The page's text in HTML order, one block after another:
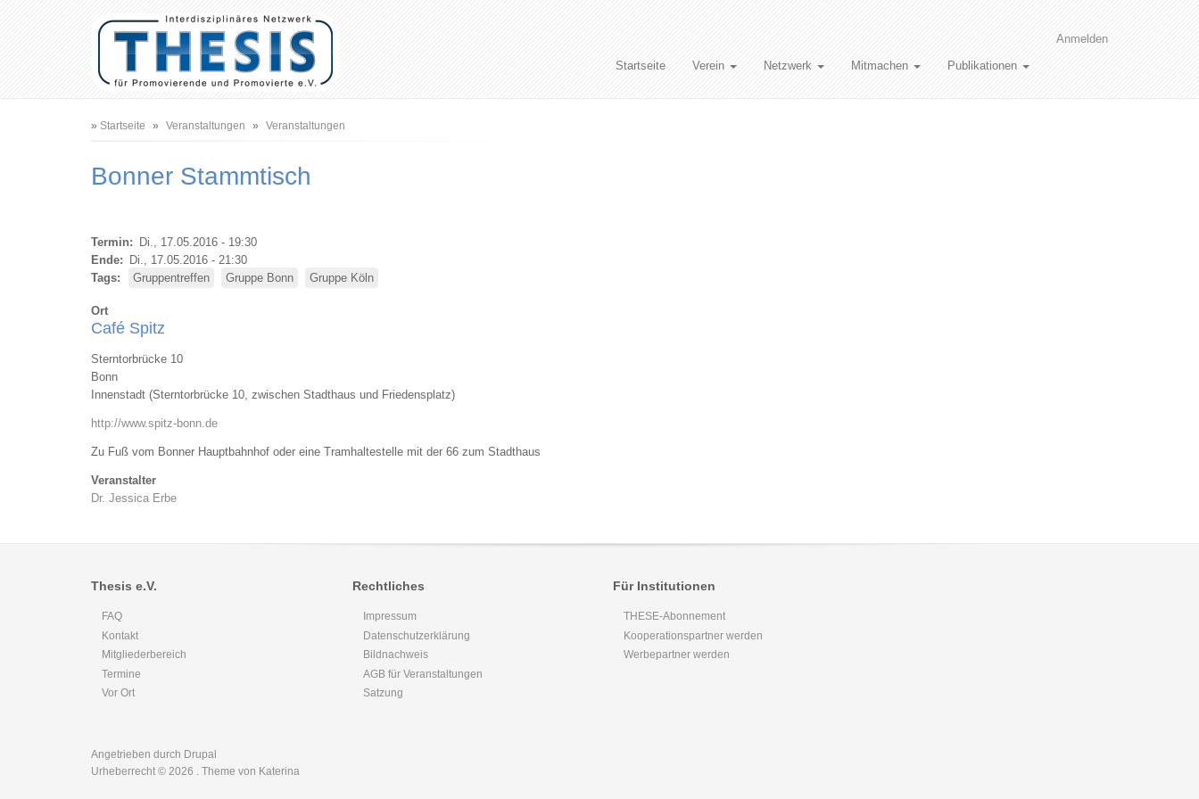
Benutzermenü
Anmelden
Hauptnavigation
Startseite Verein Netzwerk Mitmachen Publikationen
Pfadnavigation
Startseite Veranstaltungen Veranstaltungen
Bonner Stammtisch
Termin
Di., 17.05.2016 - 19:30
Ende
Di., 17.05.2016 - 21:30
Tags
Gruppentreffen Gruppe Bonn Gruppe Köln
Ort
Café Spitz
Sterntorbrücke 10
Bonn
Innenstadt (Sterntorbrücke 10, zwischen Stadthaus und Friedensplatz)
http://www.spitz-bonn.de
Zu Fuß vom Bonner Hauptbahnhof oder eine Tramhaltestelle mit der 66 zum Stadthaus
Veranstalter
Dr. Jessica Erbe
Thesis e.V.
FAQ
Kontakt
Mitgliederbereich
Termine
Vor Ort
Rechtliches
Impressum
Datenschutzerklärung
Bildnachweis
AGB für Veranstaltungen
Satzung
Für Institutionen
THESE-Abonnement
Kooperationspartner werden
Werbepartner werden
Angetrieben durch Drupal
Urheberrecht © 2026 . Theme von Katerina